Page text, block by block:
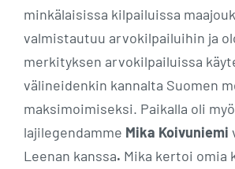
minkälaisissa kilpailuissa
valmistautuu arvokilpailuihin ja
merkityksen arvokilpailuissa
välineidenkin kannalta Suomen
maksimoimiseksi. Paikalla oli
lajilegendamme Mika Koivuniemi
Leenan kanssa. Mika kertoi omia